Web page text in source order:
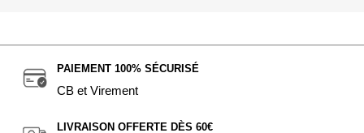
PAIEMENT 100% SÉCURISÉ
CB et Virement
LIVRAISON OFFERTE DÈS 60€